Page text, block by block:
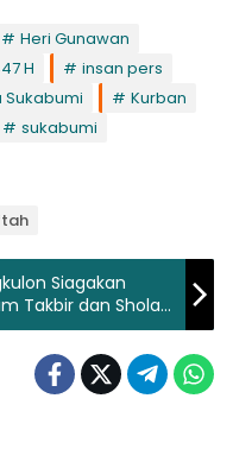
Heri Gunawan
H
insan pers
Sukabumi
Kurban
sukabumi
Siagakan
Takbir dan Sholat